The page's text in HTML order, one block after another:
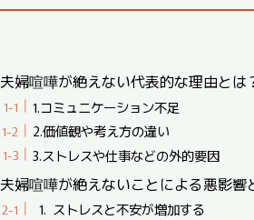
夫婦喧嘩が絶えない代表的な理由とは
1.コミュニケーション不足
2.価値観や考え方の違い
3.ストレスや仕事などの外的要因
夫婦喧嘩が絶えないことによる悪影響
1. ストレスと不安が増加する